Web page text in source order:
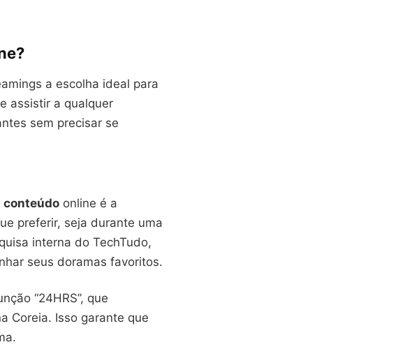
a escolha ideal para
assistir a qualquer
sem precisar se
conteúdo online é a
preferir, seja durante uma
interna do TechTudo,
seus doramas favoritos.
“24HRS”, que
Coreia. Isso garante que